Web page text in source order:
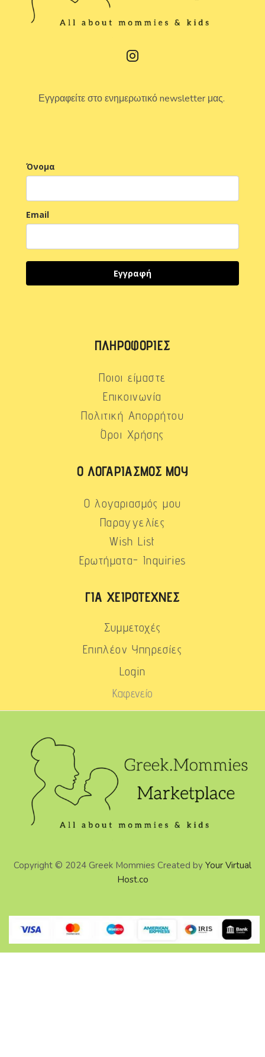
Εγγραφείτε στο ενημερωτικό newsletter μας.
Όνομα
Email
Εγγραφή
ΠΛΗΡΟΦΟΡΊΕΣ
Ποιοι είμαστε
Επικοινωνία
Πολιτική Απορρήτου
Όροι Χρήσης
Ο ΛΟΓΑΡΙΑΣΜΌΣ ΜΟΥ
Ο λογαριασμός μου
Παραγγελίες
Wish List
Ερωτήματα- Inquiries
ΓΙΑ ΧΕΙΡΟΤΈΧΝΕΣ
Συμμετοχές
Επιπλέον Υπηρεσίες
Login
Καφενείο
Copyright © 2024 Greek Mommies Created by Your Virtual
Host.co